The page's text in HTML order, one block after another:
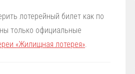
лотерейный билет как по
только официальные
«Жилищная лотерея»